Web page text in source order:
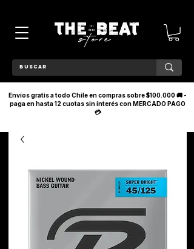
Envíos gratis a todo Chile en compras sobre $100.000 🚚 -
paga en hasta 12 cuotas sin interés con MERCADO PAGO
💳